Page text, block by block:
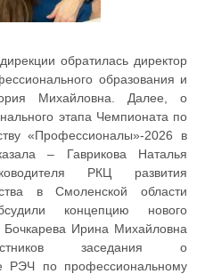
обратилась директор
образования и
Михайловна. Далее, о
этапа Чемпионата по
«Профессионалы»-2026 в
– Гаврикова Наталья
РКЦ развития
в Смоленской области
концепцию нового
Бочкарева Ирина Михайловна
заседания о
РЭЧ по профессиональному